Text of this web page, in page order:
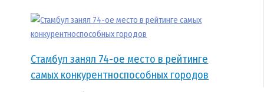
Стамбул занял 74-ое место в рейтинге
самых конкурентноспособных городов